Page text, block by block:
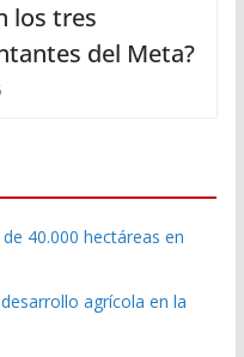
los tres
del Meta?
40.000 hectáreas en
agrícola en la